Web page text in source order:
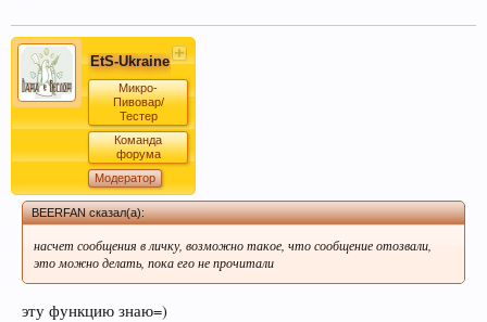
Если Вам нравится наш сайт, форум и
интернет-магазин, пожалуйста, поделитесь
ссылкой в соц сетях и в соц закладках. Тем
самым нас станет больше :) Спасибо!
EtS-Ukraine
Микро-
Пивовар/
Тестер
Команда
форума
Модератор
BEERFAN сказал(а):
насчет сообщения в личку, возможно такое, что сообщение отозвали,
это можно делать, пока его не прочитали
эту функцию знаю=)